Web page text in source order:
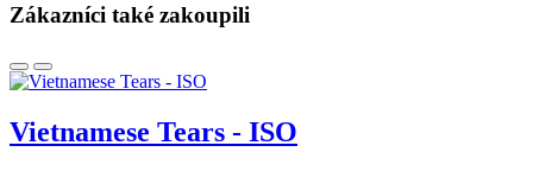
Zákazníci také zakoupili
Vietnamese Tears - ISO